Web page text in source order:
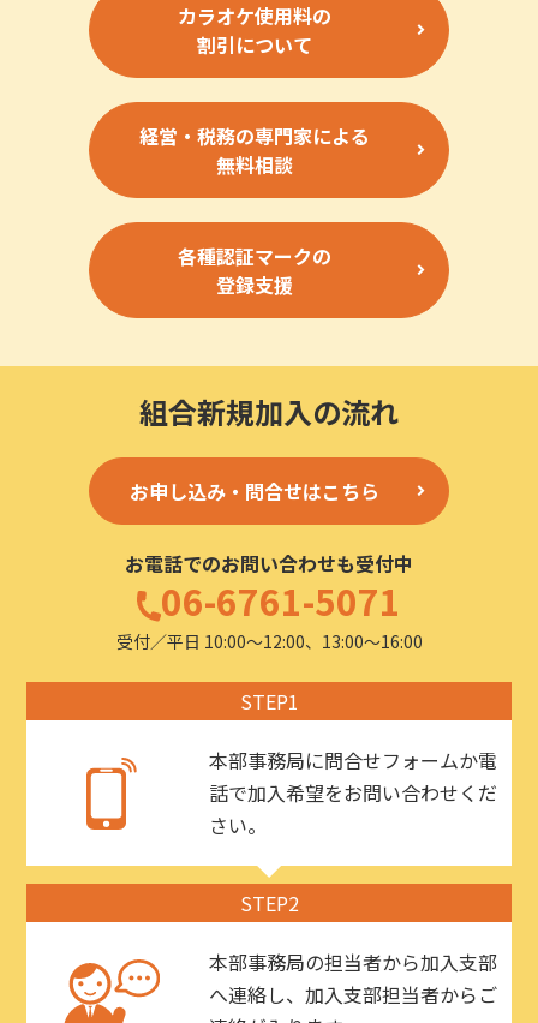
カラオケ使用料の
割引について
経営・税務の専門家による
無料相談
各種認証マークの
登録支援
組合新規加入の流れ
お申し込み・問合せはこちら
お電話でのお問い合わせも受付中
06-6761-5071
受付／平日 10:00〜12:00、13:00〜16:00
STEP1
本部事務局に問合せフォームか電
話で加入希望をお問い合わせくだ
さい。
STEP2
本部事務局の担当者から加入支部
へ連絡し、加入支部担当者からご